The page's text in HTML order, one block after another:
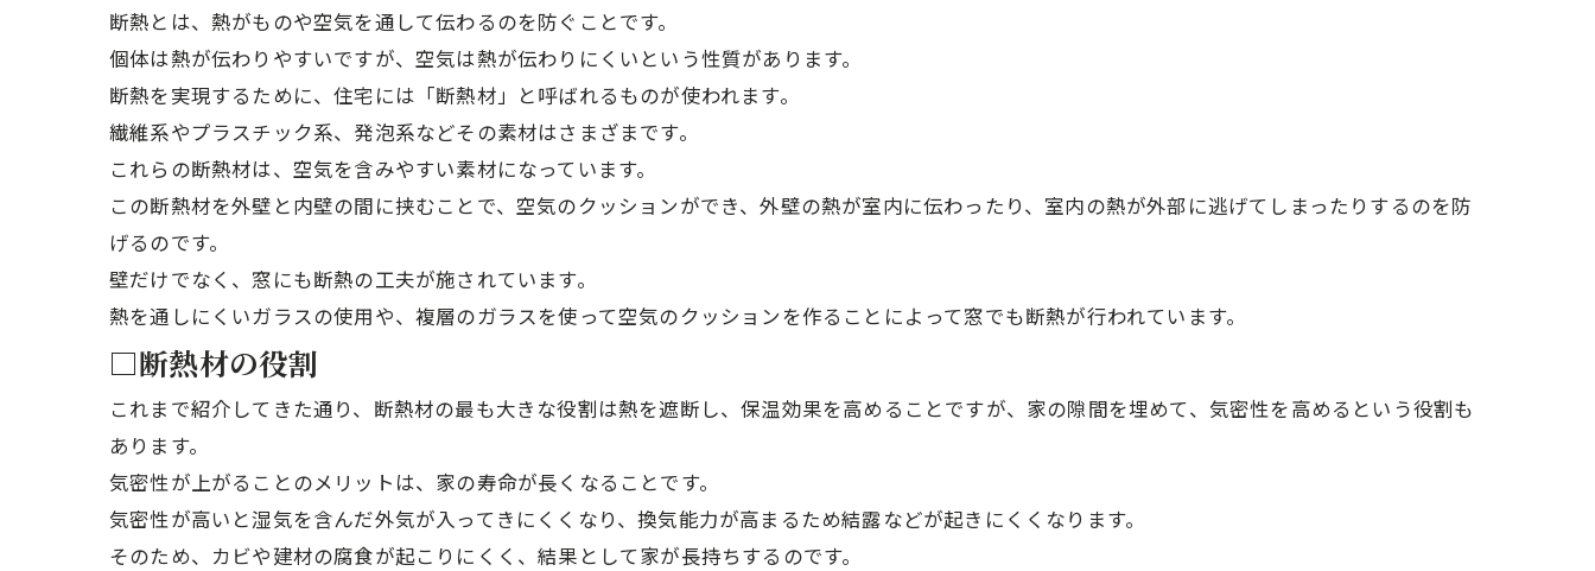
断熱とは、熱がものや空気を通して伝わるのを防ぐことです。
個体は熱が伝わりやすいですが、空気は熱が伝わりにくいという性質があります。
断熱を実現するために、住宅には「断熱材」と呼ばれるものが使われます。
繊維系やプラスチック系、発泡系などその素材はさまざまです。
これらの断熱材は、空気を含みやすい素材になっています。
この断熱材を外壁と内壁の間に挟むことで、空気のクッションができ、外壁の熱が室内に伝わったり、室内の熱が外部に逃げてしまったりするのを防
げるのです。
壁だけでなく、窓にも断熱の工夫が施されています。
熱を通しにくいガラスの使用や、複層のガラスを使って空気のクッションを作ることによって窓でも断熱が行われています。
□断熱材の役割
これまで紹介してきた通り、断熱材の最も大きな役割は熱を遮断し、保温効果を高めることですが、家の隙間を埋めて、気密性を高めるという役割も
あります。
気密性が上がることのメリットは、家の寿命が長くなることです。
気密性が高いと湿気を含んだ外気が入ってきにくくなり、換気能力が高まるため結露などが起きにくくなります。
そのため、カビや建材の腐食が起こりにくく、結果として家が長持ちするのです。